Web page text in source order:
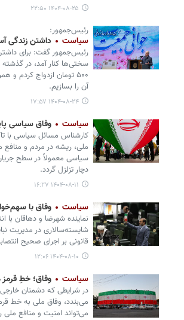
۱۴۰۴-۰۸-۲۵ ۲۲:۵۰
رئیس‌جمهور:
سیاست داشتن زندگی
رئیس‌جمهور گفت: برای داشتن
سختی‌ها کنار آمد، در گذشته
۵۰۰ تومان ازدواج کردم
آن را بسازیم.
۱۴۰۴-۰۸-۲۴ ۱۷:۵۷
سیاست وفاق سیاسی
کارشناس مسائل سیاسی با
ملی، ریشه در مردم و منافع
سیاسی معمولاً در سطح
دچار تزلزل گردد.
۱۴۰۴-۰۸-۱۱ ۱۶:۲۷
سیاست وفاق با
نماینده شهرضا و دهاقان
شایسته‌سالاری در مدیریت
قانونی بر اجرای صحیح
۱۴۰۴-۰۸-۱۰ ۱۲:۰۶
سیاست وفاق؛ خطِ
در شرایطی که دشمنان
می‌بندد، وفاق ملی به خط
می‌تواند امنیت و منافع